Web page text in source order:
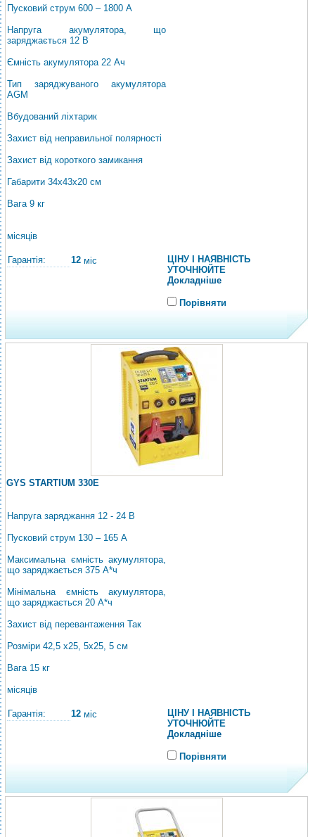
Пусковий струм 600 – 1800 A
Напруга акумулятора, що
заряджається 12 В
Ємність акумулятора 22 Ач
Тип заряджуваного акумулятора
AGM
Вбудований ліхтарик
Захист від неправильної полярності
Захист від короткого замикання
Габарити 34х43х20 см
Вага 9 кг
місяців
Гарантія: 12 міс
ЦІНУ І НАЯВНІСТЬ
УТОЧНЮЙТЕ
Докладніше
Порівняти
GYS STARTIUM 330E
Напруга заряджання 12 - 24 В
Пусковий струм 130 – 165 А
Максимальна ємність акумулятора,
що заряджається 375 А*ч
Мінімальна ємність акумулятора,
що заряджається 20 А*ч
Захист від перевантаження Так
Розміри 42,5 x25, 5x25, 5 см
Вага 15 кг
місяців
Гарантія: 12 міс
ЦІНУ І НАЯВНІСТЬ
УТОЧНЮЙТЕ
Докладніше
Порівняти